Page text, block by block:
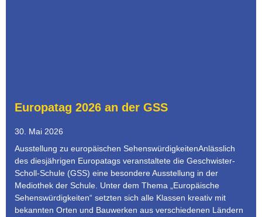
Europatag 2026 an der GSS
30. Mai 2026
Ausstellung zu europäischen SehenswürdigkeitenAnlässlich
des diesjährigen Europatags veranstaltete die Geschwister-
Scholl-Schule (GSS) eine besondere Ausstellung in der
Mediothek der Schule. Unter dem Thema „Europäische
Sehenswürdigkeiten“ setzten sich alle Klassen kreativ mit
bekannten Orten und Bauwerken aus verschiedenen Ländern